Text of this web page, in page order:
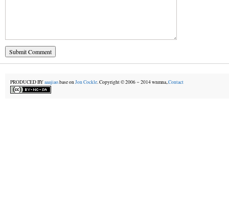
PRODUCED BYaaajiao.base onJon Cockle. Copyright © 2006－2014 wnmna,.Contact